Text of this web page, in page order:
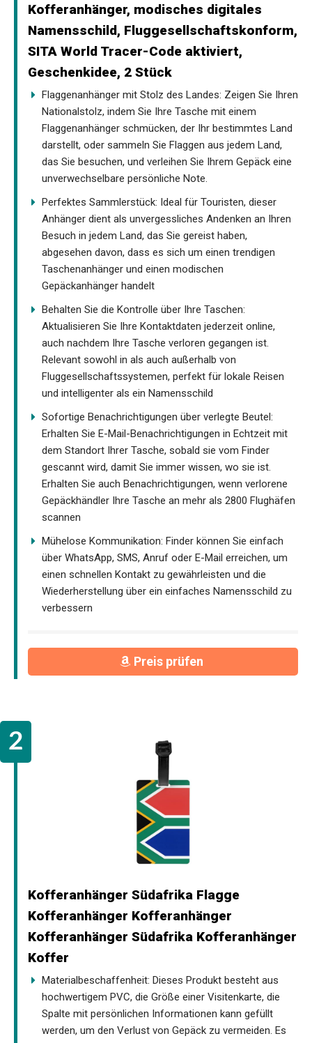
Kofferanhänger, modisches digitales
Namensschild, Fluggesellschaftskonform,
SITA World Tracer-Code aktiviert,
Geschenkidee, 2 Stück
Flaggenanhänger mit Stolz des Landes: Zeigen Sie Ihren
Nationalstolz, indem Sie Ihre Tasche mit einem
Flaggenanhänger schmücken, der Ihr bestimmtes Land
darstellt, oder sammeln Sie Flaggen aus jedem Land,
das Sie besuchen, und verleihen Sie Ihrem Gepäck eine
unverwechselbare persönliche Note.
Perfektes Sammlerstück: Ideal für Touristen, dieser
Anhänger dient als unvergessliches Andenken an Ihren
Besuch in jedem Land, das Sie gereist haben,
abgesehen davon, dass es sich um einen trendigen
Taschenanhänger und einen modischen
Gepäckanhänger handelt
Behalten Sie die Kontrolle über Ihre Taschen:
Aktualisieren Sie Ihre Kontaktdaten jederzeit online,
auch nachdem Ihre Tasche verloren gegangen ist.
Relevant sowohl in als auch außerhalb von
Fluggesellschaftssystemen, perfekt für lokale Reisen
und intelligenter als ein Namensschild
Sofortige Benachrichtigungen über verlegte Beutel:
Erhalten Sie E-Mail-Benachrichtigungen in Echtzeit mit
dem Standort Ihrer Tasche, sobald sie vom Finder
gescannt wird, damit Sie immer wissen, wo sie ist.
Erhalten Sie auch Benachrichtigungen, wenn verlorene
Gepäckhändler Ihre Tasche an mehr als 2800 Flughäfen
scannen
Mühelose Kommunikation: Finder können Sie einfach
über WhatsApp, SMS, Anruf oder E-Mail erreichen, um
einen schnellen Kontakt zu gewährleisten und die
Wiederherstellung über ein einfaches Namensschild zu
verbessern
Preis prüfen
Kofferanhänger Südafrika Flagge
Kofferanhänger Kofferanhänger
Kofferanhänger Südafrika Kofferanhänger
Koffer
Materialbeschaffenheit: Dieses Produkt besteht aus
hochwertigem PVC, die Größe einer Visitenkarte, die
Spalte mit persönlichen Informationen kann gefüllt
werden, um den Verlust von Gepäck zu vermeiden. Es